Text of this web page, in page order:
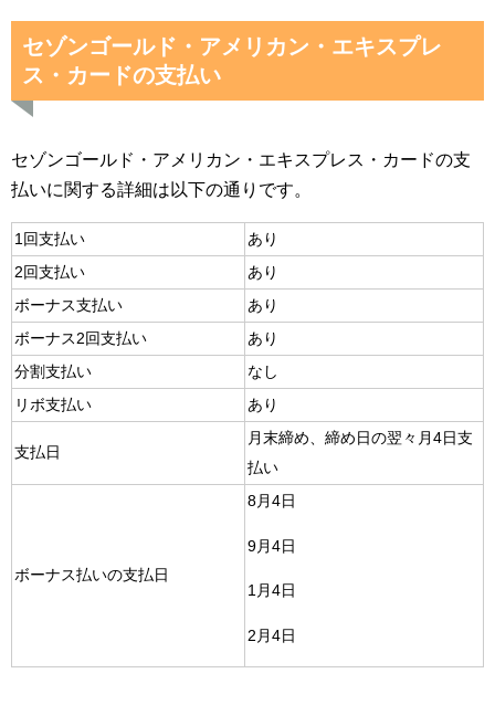
セゾンゴールド・アメリカン・エキスプレ
ス・カードの支払い
セゾンゴールド・アメリカン・エキスプレス・カードの支
払いに関する詳細は以下の通りです。
1回支払い
あり
2回支払い
あり
ボーナス支払い
あり
ボーナス2回支払い
あり
分割支払い
なし
リボ支払い
あり
支払日
月末締め、締め日の翌々月4日支
払い
ボーナス払いの支払日
8月4日
9月4日
1月4日
2月4日